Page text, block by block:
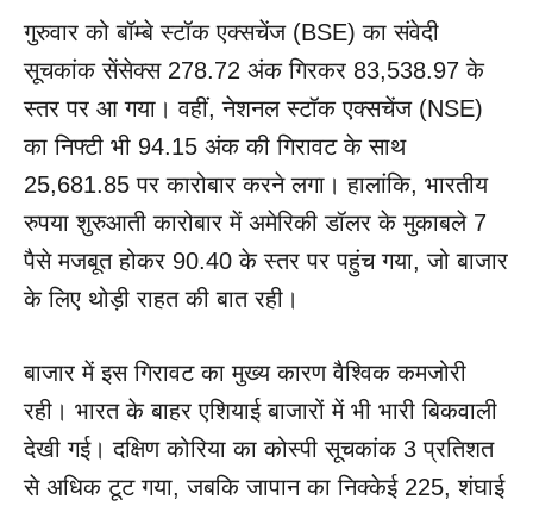
गुरुवार को बॉम्बे स्टॉक एक्सचेंज (BSE) का संवेदी
सूचकांक सेंसेक्स 278.72 अंक गिरकर 83,538.97 के
स्तर पर आ गया। वहीं, नेशनल स्टॉक एक्सचेंज (NSE)
का निफ्टी भी 94.15 अंक की गिरावट के साथ
25,681.85 पर कारोबार करने लगा। हालांकि, भारतीय
रुपया शुरुआती कारोबार में अमेरिकी डॉलर के मुकाबले 7
पैसे मजबूत होकर 90.40 के स्तर पर पहुंच गया, जो बाजार
के लिए थोड़ी राहत की बात रही।
बाजार में इस गिरावट का मुख्य कारण वैश्विक कमजोरी
रही। भारत के बाहर एशियाई बाजारों में भी भारी बिकवाली
देखी गई। दक्षिण कोरिया का कोस्पी सूचकांक 3 प्रतिशत
से अधिक टूट गया, जबकि जापान का निक्केई 225, शंघाई